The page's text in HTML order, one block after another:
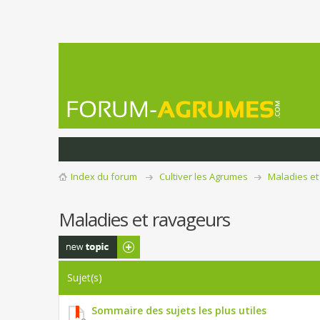
Index du forum Cultiver les Agrumes Maladies
Maladies et ravageurs
Publier un
nouveau sujet
Sujet(s)
Sommaire des sujets les plus utiles